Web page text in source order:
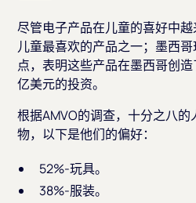
尽管电子产品在儿童的喜好中
儿童最喜欢的产品之一；墨西
点，表明这些产品在墨西哥创
亿美元的投资。
根据AMVO的调查，十分之八
物，以下是他们的偏好：
52%-玩具。
38%-服装。